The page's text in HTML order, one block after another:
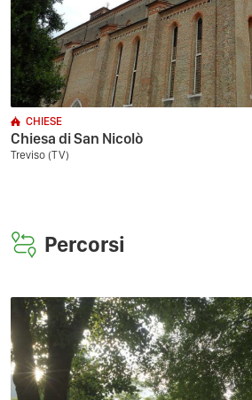
CHIESE
Chiesa di San Nicolò
Treviso (TV)
Percorsi